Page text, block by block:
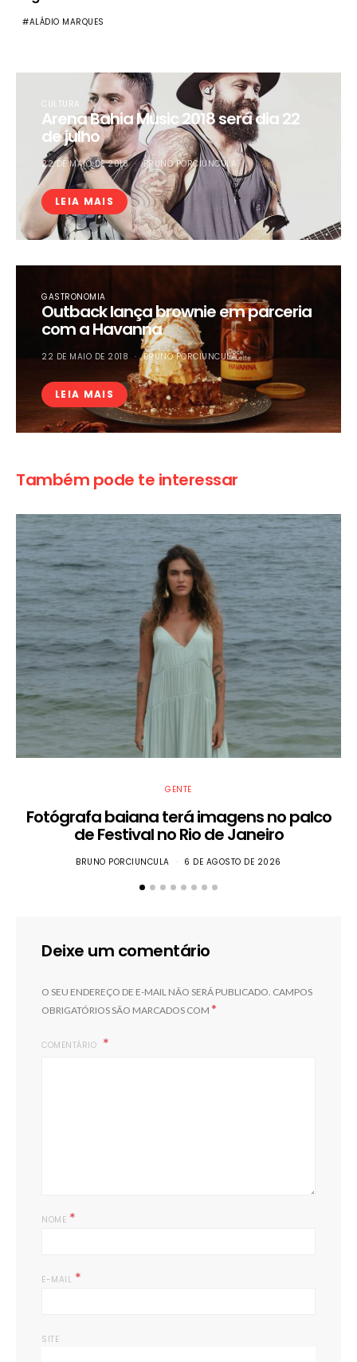
ALÁDIO MARQUES
CULTURA
Arena Bahia Music 2018 será dia 22
de julho
22 DE MAIO DE 2018 BRUNO PORCIUNCULA
LEIA MAIS
GASTRONOMIA
Outback lança brownie em parceria
com a Havanna
22 DE MAIO DE 2018 BRUNO PORCIUNCULA
LEIA MAIS
Também pode te interessar
GENTE
Fotógrafa baiana terá imagens no palco
de Festival no Rio de Janeiro
BRUNO PORCIUNCULA 6 DE AGOSTO DE 2026
Deixe um comentário
O SEU ENDEREÇO DE E-MAIL NÃO SERÁ PUBLICADO. CAMPOS
OBRIGATÓRIOS SÃO MARCADOS COM *
COMENTÁRIO
NOME *
E-MAIL *
SITE